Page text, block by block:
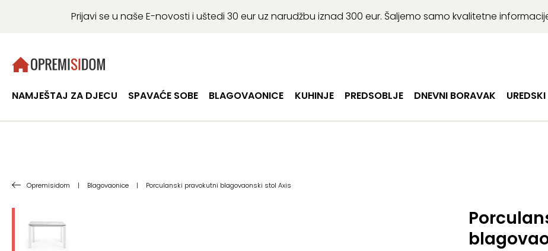
Prijavi se u naše E-novosti i uštedi 30 eur uz narudžbu iznad 300 eur. Šaljemo samo kvalitetne
NAMJEŠTAJ ZA DJECU SPAVAĆE SOBE BLAGOVAONICE KUHINJE PREDSOBLJE DNEVNI BORAVAK
Opremisidom | Blagovaonice | Porculanski pravokutni blagovaonski stol Axis